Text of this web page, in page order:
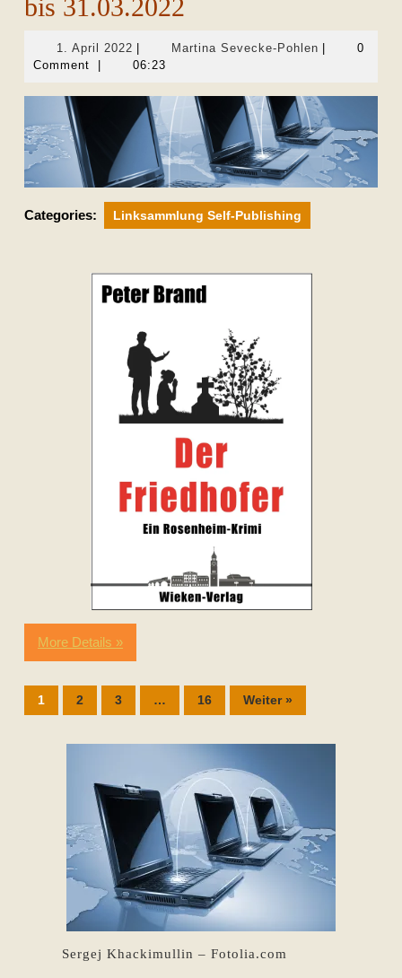
bis 31.03.2022
1. April 2022 1.
April
Martina Sevecke-PohlenMartina
0
Comment
06:23
Categories: Linksammlung Self-Publishing
More Details »
1 2 3 … 16 Weiter »
Sergej Khackimullin – Fotolia.com